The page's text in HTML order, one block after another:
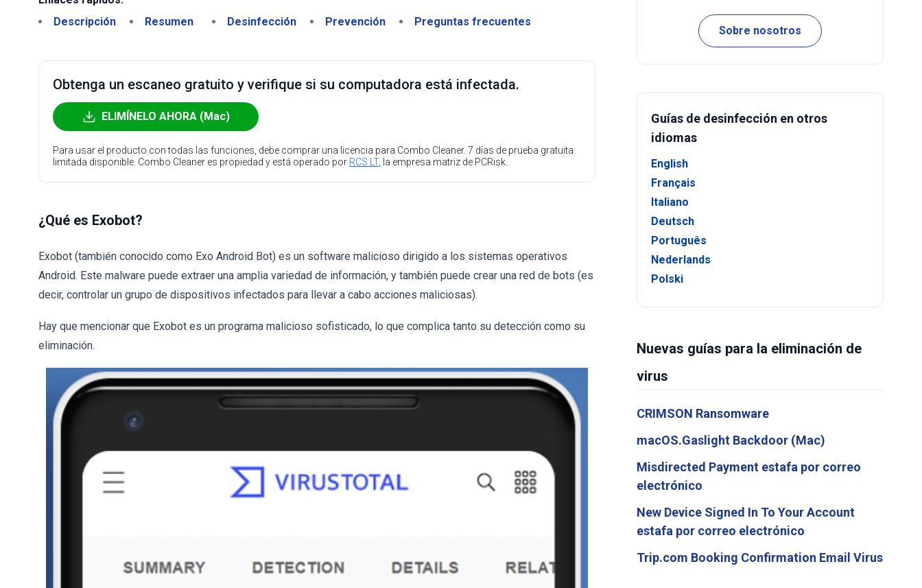
Descripción
Resumen Desinfección Prevención Preguntas frecuentes
Obtenga un escaneo gratuito y verifique si su computadora está infectada.
ELIMÍNELO AHORA (Mac)
Para usar el producto con todas las funciones, debe comprar una licencia para Combo Cleaner. 7 días de prueba gratuita
limitada disponible. Combo Cleaner es propiedad y está operado por RCS LT, la empresa matriz de PCRisk.
¿Qué es Exobot?
Exobot (también conocido como Exo Android Bot) es un software malicioso dirigido a los sistemas operativos
Android. Este malware puede extraer una amplia variedad de información, y también puede crear una red de bots (es
decir, controlar un grupo de dispositivos infectados para llevar a cabo acciones maliciosas).
Hay que mencionar que Exobot es un programa malicioso sofisticado, lo que complica tanto su detección como su
eliminación.
Sobre nosotros
Guías de desinfección en otros
idiomas
English
Français
Italiano
Deutsch
Português
Nederlands
Polski
Nuevas guías para la eliminación de
virus
CRIMSON Ransomware
macOS.Gaslight Backdoor (Mac)
Misdirected Payment estafa por correo
electrónico
New Device Signed In To Your Account
estafa por correo electrónico
Trip.com Booking Confirmation Email Virus